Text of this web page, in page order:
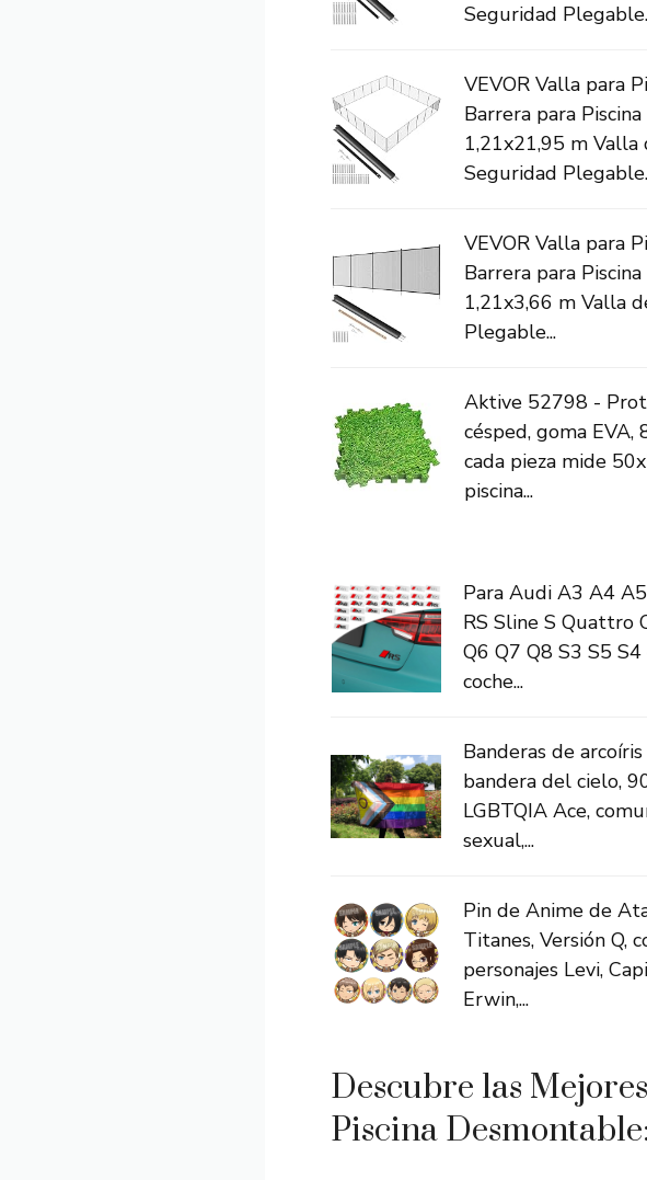
Seguridad
VEVOR Valla para
Barrera para
1,21x21,95 m Valla
Seguridad
VEVOR Valla para
Barrera para
1,21x3,66 m Valla
Plegable...
Aktive 52798 -
césped, goma EVA,
cada pieza mide
piscina...
Para Audi A3 A4
RS Sline S Quattro
Q6 Q7 Q8 S3 S5
coche...
Banderas de
bandera del cielo,
LGBTQIA Ace,
sexual,...
Pin de Anime de
Titanes, Versión Q,
personajes Levi,
Erwin,...
Descubre las
Piscina